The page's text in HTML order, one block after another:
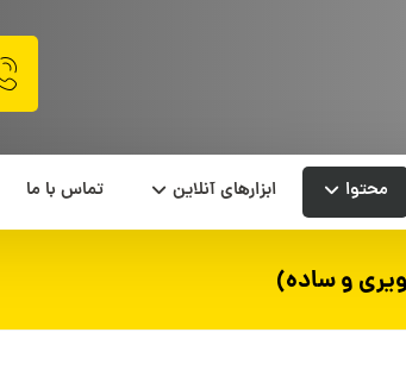
محتوا ابزارهای آنلاین تماس با ما
و ساده)